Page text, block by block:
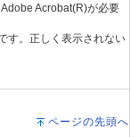
Acrobat(R)が必要
す。正しく表示されない
ページの先頭へ